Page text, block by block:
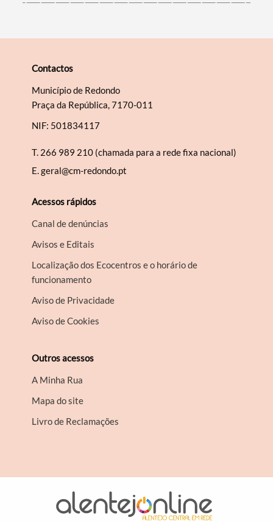
Contactos
Município de Redondo
Praça da República, 7170-011
NIF: 501834117
T. 266 989 210 (chamada para a rede fixa nacional)
E.geral@cm-redondo.pt
Acessos rápidos
Canal de denúncias
Avisos e Editais
Localização dos Ecocentros e o horário de
funcionamento
Aviso de Privacidade
Aviso de Cookies
Outros acessos
A Minha Rua
Mapa do site
Livro de Reclamações